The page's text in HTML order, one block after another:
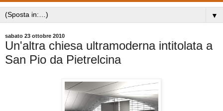
▼
sabato 23 ottobre 2010
Un'altra chiesa ultramoderna intitolata a
San Pio da Pietrelcina